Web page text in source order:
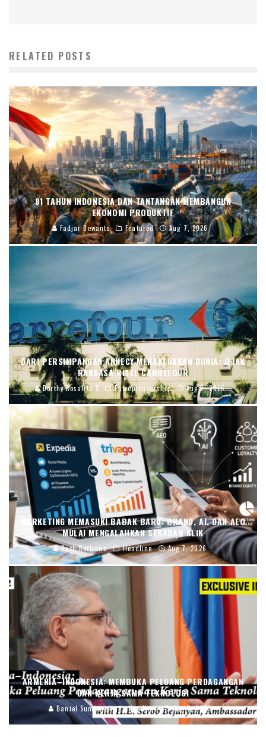
RELATED POSTS
81 TAHUN INDONESIA DAN TANTANGAN MEMBANGUN
EKONOMI PRODUKTIF
Fadjar Dewanto Featured Aug 7, 2026
DARI PERSIMPANGAN ANNECY MENAKLUKKAN DUNIA: JEJAK
RAKSASA RITEL CARREFOUR
Dorthy Rosalita S Entrepreneurship Aug 7, 2026
MARKETING MEMASUKI BABAK BARU: BRAND, AI, DAN AEO
MULAI MENGALAHKAN SEKADAR KLIK
Ruth Berliana Headline Aug 7, 2026
ARMENIA–INDONESIA: MEMBUKA PELUANG PERDAGANGAN
DAN KERJA SAMA TEKNOLOGI
Daniel Sumbayak Headline Aug 5, 2026